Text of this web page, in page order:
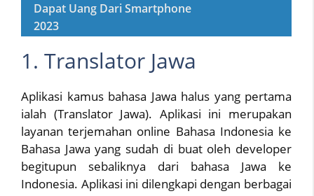
Dapat Uang Dari Smartphone
2023
1. Translator Jawa
Aplikasi kamus bahasa Jawa halus yang pertama
ialah (Translator Jawa). Aplikasi ini merupakan
layanan terjemahan online Bahasa Indonesia ke
Bahasa Jawa yang sudah di buat oleh developer
begitupun sebaliknya dari bahasa Jawa ke
Indonesia. Aplikasi ini dilengkapi dengan berbagai